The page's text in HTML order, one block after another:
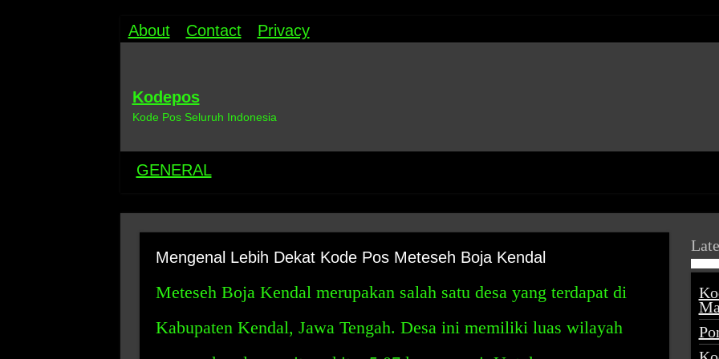
About Contact Privacy
Kodepos
Kode Pos Seluruh Indonesia
GENERAL
Mengenal Lebih Dekat Kode Pos Meteseh Boja Kendal
Meteseh Boja Kendal merupakan salah satu desa yang terdapat di
Kabupaten Kendal, Jawa Tengah. Desa ini memiliki luas wilayah